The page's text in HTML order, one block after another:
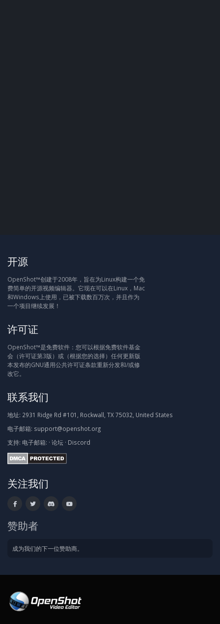
开源
OpenShot™创建于2008年，旨在为Linux构建一个免
费简单的开源视频编辑器。它现在可以在Linux，Mac
和Windows上使用，已被下载数百万次，并且作为
一个项目继续发展！
许可证
OpenShot™是免费软件：您可以根据免费软件基金
会（许可证第3版）或（根据您的选择）任何更新版
本发布的GNU通用公共许可证条款重新分发和/或修
改它。
联系我们
地址: 2931 Ridge Rd #101, Rockwall, TX 75032, United States
电子邮箱: support@openshot.org
支持: 电子邮箱: · 论坛 · Discord
关注我们
赞助者
成为我们的下一位赞助商。